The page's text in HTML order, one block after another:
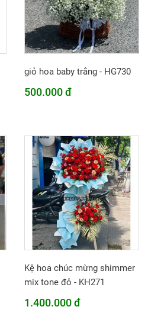
giỏ hoa baby trắng - HG730
500.000 đ
Kệ hoa chúc mừng shimmer
mix tone đỏ - KH271
1.400.000 đ